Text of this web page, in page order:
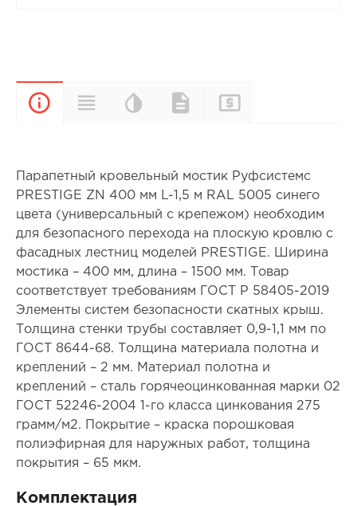
ОписаниеХарактеристики
Цветовая
палитра
Документы
Парапетный кровельный мостик Руфсистемс
PRESTIGE ZN 400 мм L-1,5 м RAL 5005 синего
цвета (универсальный с крепежом) необходим
для безопасного перехода на плоскую кровлю с
фасадных лестниц моделей PRESTIGE. Ширина
мостика – 400 мм, длина – 1500 мм. Товар
соответствует требованиям ГОСТ Р 58405-2019
Элементы систем безопасности скатных крыш.
Толщина стенки трубы составляет 0,9-1,1 мм по
ГОСТ 8644-68. Толщина материала полотна и
креплений – 2 мм. Материал полотна и
креплений – сталь горячеоцинкованная марки 02
ГОСТ 52246-2004 1-го класса цинкования 275
грамм/м2. Покрытие – краска порошковая
полиэфирная для наружных работ, толщина
покрытия – 65 мкм.
Комплектация